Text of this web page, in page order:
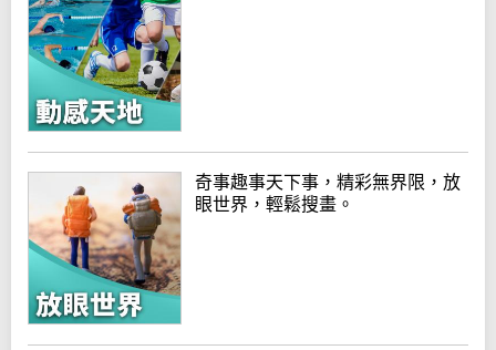
奇事趣事天下事，精彩無界限，放
眼世界，輕鬆搜畫。